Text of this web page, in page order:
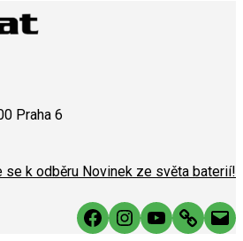
Praha 6
se k odběru Novinek ze světa baterií!
Facebook
Instagram
YouTube
Link